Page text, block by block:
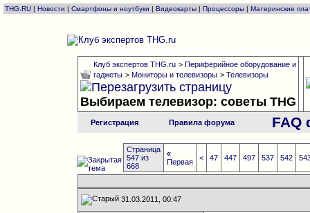
THG.RU | Новости | Смартфоны и ноутбуки | Видеокарты | Процессоры | Материнские
Клуб экспертов THG.ru > Периферийное оборудование и
гаджеты > Мониторы и телевизоры > Телевизоры
Выбираем телевизор: советы THG
Регистрация Правила форума FAQ
Страница
547 из
668
«
Первая
< 47 447 497 537 542
31.03.2011, 00:47